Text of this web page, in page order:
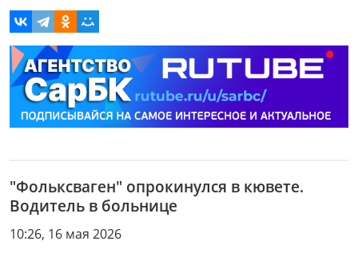
"Фольксваген" опрокинулся в кювете.
Водитель в больнице
10:26, 16 мая 2026